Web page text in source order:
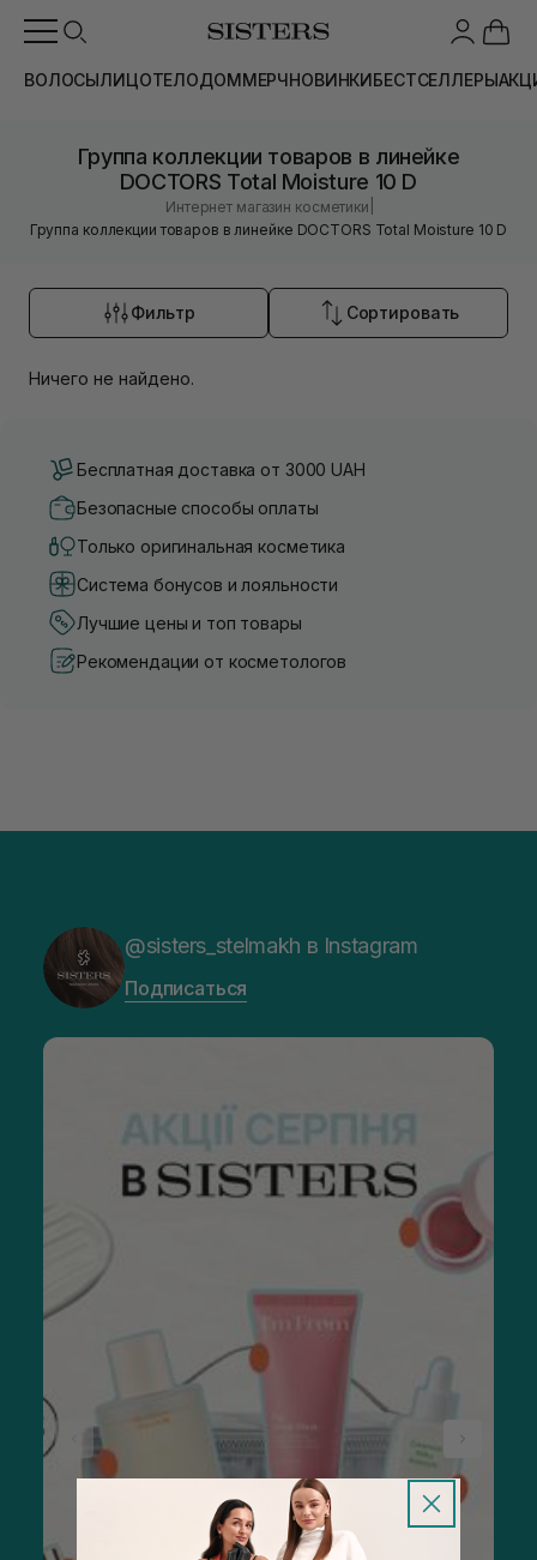
ВОЛОСЫЛИЦОТЕЛОДОММЕРЧНОВИНКИБЕСТСЕЛЛЕРЫ
Группа коллекции товаров в линейке
DOCTORS Total Moisture 10 D
Интернет магазин косметики
Группа коллекции товаров в линейке DOCTORS Total Moisture 10 D
Фильтр Сортировать
Ничего не найдено.
Бесплатная доставка от 3000 UAH
Безопасные способы оплаты
Только оригинальная косметика
Система бонусов и лояльности
Лучшие цены и топ товары
Рекомендации от косметологов
@sisters_stelmakh в Instagram
Подписаться